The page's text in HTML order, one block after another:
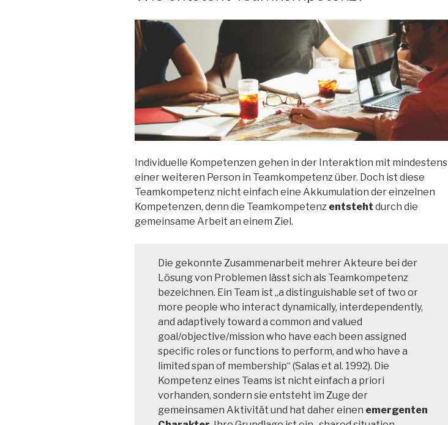
Individuelle Kompetenzen gehen in der Interaktion mit mindestens
einer weiteren Person in Teamkompetenz über. Doch ist diese
Teamkompetenz nicht einfach eine Akkumulation der einzelnen
Kompetenzen, denn die Teamkompetenz entsteht durch die
gemeinsame Arbeit an einem Ziel.
Die gekonnte Zusammenarbeit mehrer Akteure bei der
Lösung von Problemen lässt sich als Teamkompetenz
bezeichnen. Ein Team ist „a distinguishable set of two or
more people who interact dynamically, interdependently,
and adaptively toward a common and valued
goal/objective/mission who have each been assigned
specific roles or functions to perform, and who have a
limited span of membership“ (Salas et al. 1992). Die
Kompetenz eines Teams ist nicht einfach a priori
vorhanden, sondern sie entsteht im Zuge der
gemeinsamen Aktivität und hat daher einen emergenten